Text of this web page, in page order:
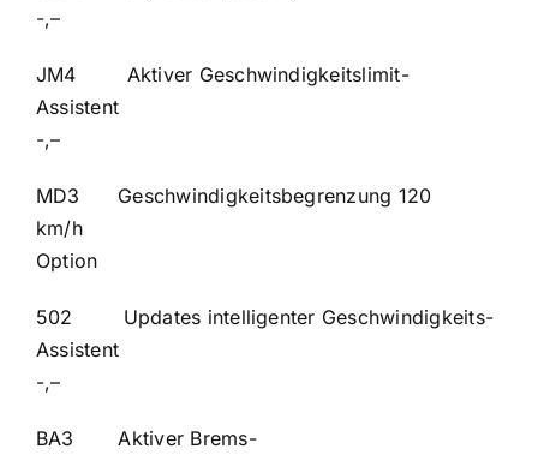
-,–
JM4 Aktiver Geschwindigkeitslimit-
-,–
MD3 Geschwindigkeitsbegrenzung 120
km/h
Option
502 Updates intelligenter Geschwindigkeits-
Assistent
-,–
BA3 Aktiver Brems-